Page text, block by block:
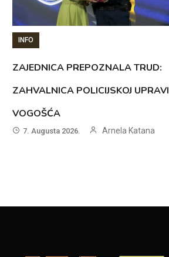
INFO
ZAJEDNICA PREPOZNALA TRUD:
ZAHVALNICA POLICIJSKOJ UPRAVI
VOGOŠĆA
7. Augusta 2026. Arnela Katana